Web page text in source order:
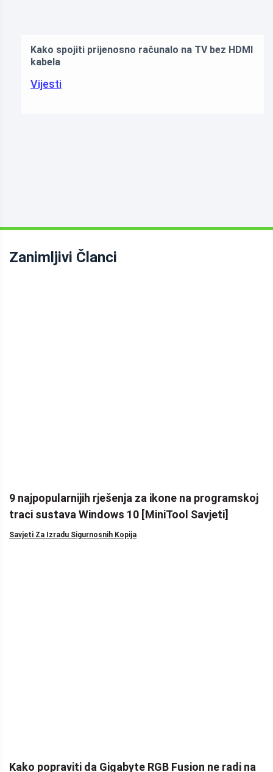
Kako spojiti prijenosno računalo na TV bez HDMI
kabela
Vijesti
Zanimljivi Članci
9 najpopularnijih rješenja za ikone na programskoj
traci sustava Windows 10 [MiniTool Savjeti]
Savjeti Za Izradu Sigurnosnih Kopija
Kako popraviti da Gigabyte RGB Fusion ne radi na